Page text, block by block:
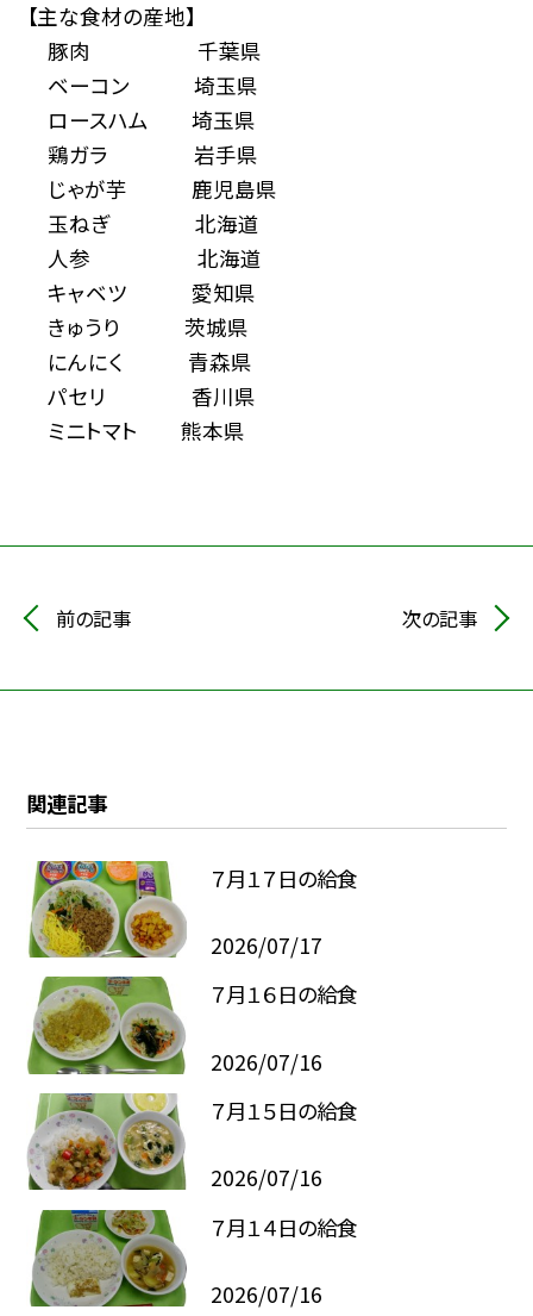
【主な食材の産地】
豚肉 千葉県
ベーコン 埼玉県
ロースハム 埼玉県
鶏ガラ 岩手県
じゃが芋 鹿児島県
玉ねぎ 北海道
人参 北海道
キャベツ 愛知県
きゅうり 茨城県
にんにく 青森県
パセリ 香川県
ミニトマト 熊本県
前の記事 次の記事
関連記事
７月１７日の給食
2026/07/17
７月１６日の給食
2026/07/16
７月１５日の給食
2026/07/16
７月１４日の給食
2026/07/16